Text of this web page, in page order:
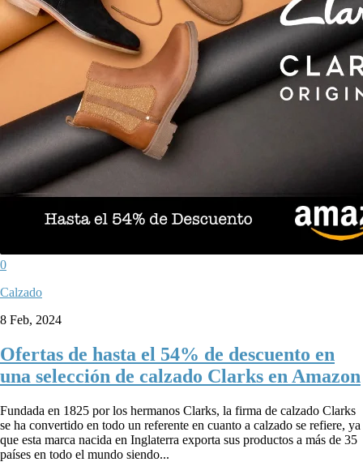
0
Calzado
8 Feb, 2024
Ofertas de hasta el 54% de descuento en
una selección de calzado Clarks en Amazon
Fundada en 1825 por los hermanos Clarks, la firma de calzado Clarks
se ha convertido en todo un referente en cuanto a calzado se refiere, ya
que esta marca nacida en Inglaterra exporta sus productos a más de 35
países en todo el mundo siendo...